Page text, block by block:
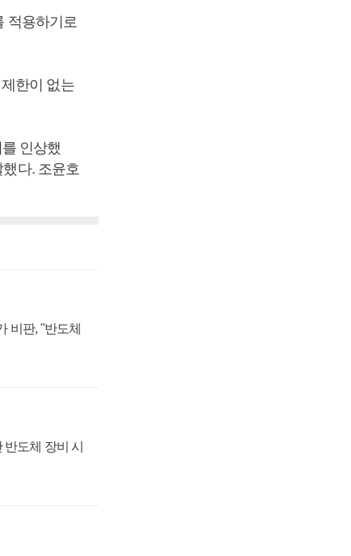
적용하기로
한이 없는
인상했
했다. 조윤호
비판, "반도체
도체 장비 시